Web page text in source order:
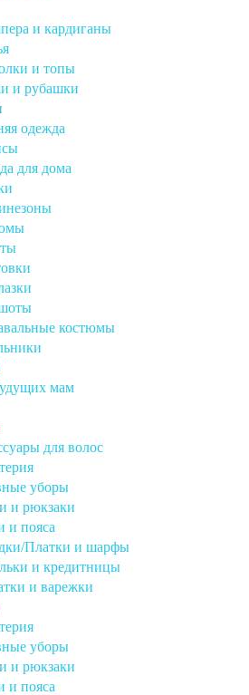
и кардиганы
и топы
и рубашки
одежда
для дома
костюмы
мам
для волос
уборы
и рюкзаки
и пояса
Платки и шарфы
и кредитницы
и варежки
уборы
и рюкзаки
и пояса